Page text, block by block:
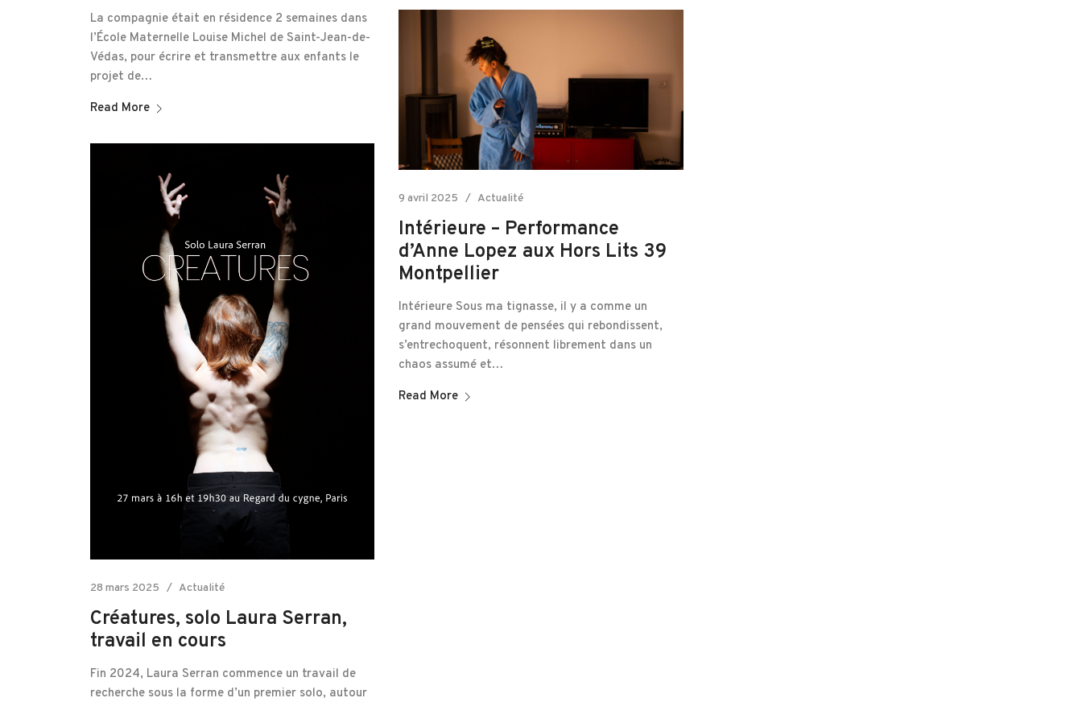
La compagnie était en résidence 2 semaines dans
l’École Maternelle Louise Michel de Saint-Jean-de-
Védas, pour écrire et transmettre aux enfants le
projet de…
Read More
9 avril 2025 Actualité
Intérieure – Performance
d’Anne Lopez aux Hors Lits 39
Montpellier
Intérieure Sous ma tignasse, il y a comme un
grand mouvement de pensées qui rebondissent,
s’entrechoquent, résonnent librement dans un
chaos assumé et…
Read More
28 mars 2025 Actualité
Créatures, solo Laura Serran,
travail en cours
Fin 2024, Laura Serran commence un travail de
recherche sous la forme d’un premier solo, autour